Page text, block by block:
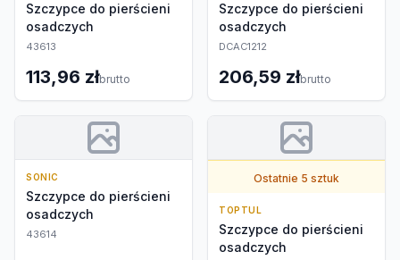
Szczypce do pierścieni
osadczych
43613
113,96 złbrutto
Szczypce do pierścieni
osadczych
DCAC1212
206,59 złbrutto
SONIC
Szczypce do pierścieni
osadczych
43614
Ostatnie 5 sztuk
TOPTUL
Szczypce do pierścieni
osadczych